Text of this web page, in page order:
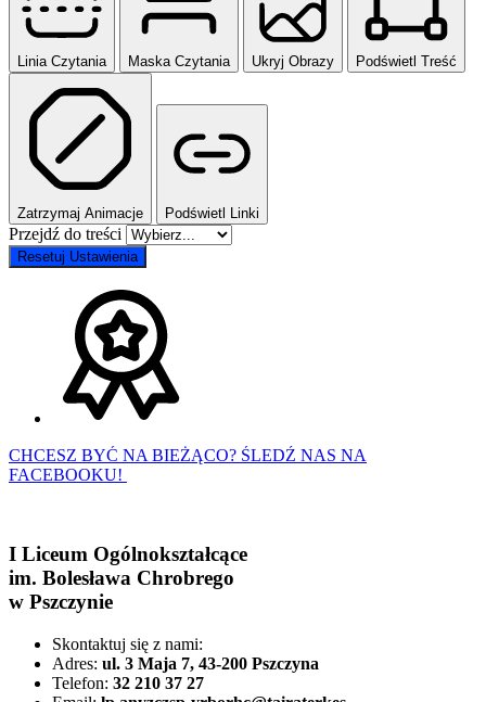
Linia Czytania Maska Czytania Ukryj Obrazy Podświetl Treść
Zatrzymaj Animacje Podświetl Linki
Przejdź do treści
Resetuj Ustawienia
CHCESZ BYĆ NA BIEŻĄCO? ŚLEDŹ NAS NA
FACEBOOKU!
I Liceum Ogólnokształcące
im. Bolesława Chrobrego
w Pszczynie
Skontaktuj się z nami:
Adres: ul. 3 Maja 7, 43-200 Pszczyna
Telefon: 32 210 37 27